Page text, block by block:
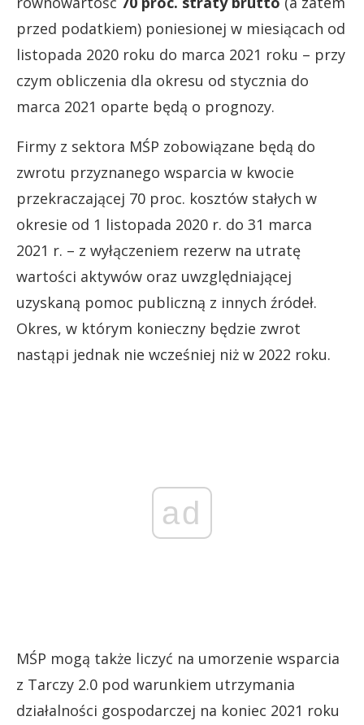
przed podatkiem) poniesionej w miesiącach od
listopada 2020 roku do marca 2021 roku – przy
czym obliczenia dla okresu od stycznia do
marca 2021 oparte będą o prognozy.
Firmy z sektora MŚP zobowiązane będą do
zwrotu przyznanego wsparcia w kwocie
przekraczającej 70 proc. kosztów stałych w
okresie od 1 listopada 2020 r. do 31 marca
2021 r. – z wyłączeniem rezerw na utratę
wartości aktywów oraz uwzględniającej
uzyskaną pomoc publiczną z innych źródeł.
Okres, w którym konieczny będzie zwrot
nastąpi jednak nie wcześniej niż w 2022 roku.
ad
MŚP mogą także liczyć na umorzenie wsparcia
z Tarczy 2.0 pod warunkiem utrzymania
działalności gospodarczej na koniec 2021 roku